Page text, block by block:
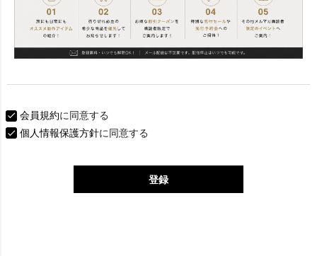
会員規約に同意する
個人情報保護方針に同意する
登録